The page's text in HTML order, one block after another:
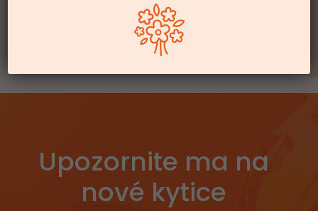
Upozornite ma na
nové kytice